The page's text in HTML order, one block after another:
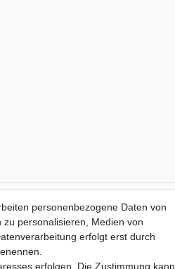
personenbezogene Daten von
personalisieren, Medien von
erfolgt erst durch
erfolgen. Die Zustimmung kann
Widerrufs­recht